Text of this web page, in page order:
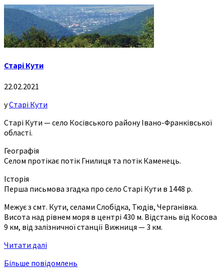
Старі Кути
22.02.2021
уСтарі Кути
Старі Кути — село Косівського району Івано-Франківської
області.
Географія
Селом протікає потік Гнилиця та потік Каменець.
Історія
Перша письмова згадка про село Старі Кути в 1448 р.
Межує з смт. Кути, селами Слобідка, Тюдів, Черганівка.
Висота над рівнем моря в центрі 430 м. Відстань від Косова
9 км, від залізничної станції Вижниця — 3 км.
Читати далі
Більше повідомлень